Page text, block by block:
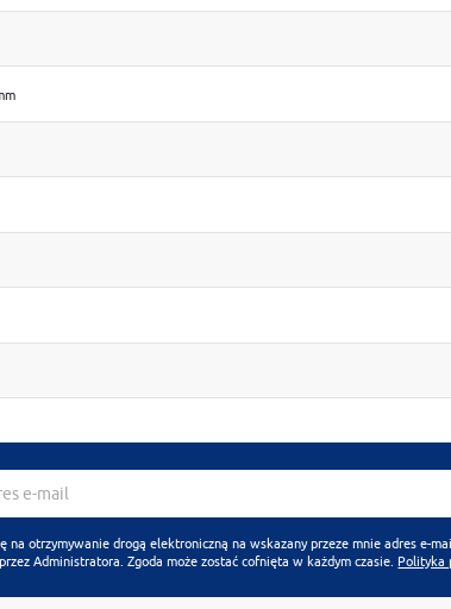
na otrzymywanie drogą elektroniczną na wskazany przeze mnie adres e-
Administratora. Zgoda może zostać cofnięta w każdym czasie. Polityka